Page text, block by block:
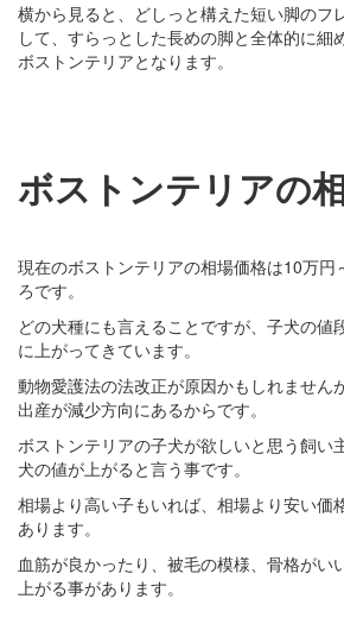
横から見ると、どしっと構えた短い脚のフ
して、すらっとした長めの脚と全体的に細
ボストンテリアとなります。
ボストンテリアの
現在のボストンテリアの相場価格は10万円
ろです。
どの犬種にも言えることですが、子犬の値
に上がってきています。
動物愛護法の法改正が原因かもしれません
出産が減少方向にあるからです。
ボストンテリアの子犬が欲しいと思う飼い
犬の値が上がると言う事です。
相場より高い子もいれば、相場より安い価
あります。
血筋が良かったり、被毛の模様、骨格がい
上がる事があります。